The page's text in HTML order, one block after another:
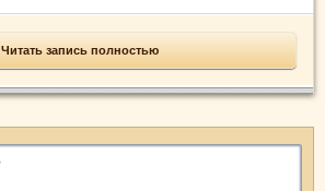
Читать запись полностью